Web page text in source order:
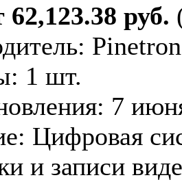
62,123.38 руб.
Pinetron
1 шт.
7
Цифровая
и записи